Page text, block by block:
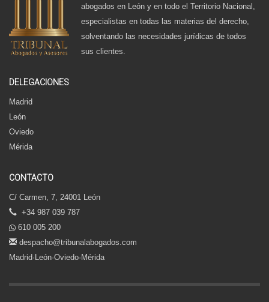
abogados en León y en todo el Territorio Nacional,
especialistas en todas las materias del derecho,
solventando las necesidades jurídicas de todos
sus clientes.
DELEGACIONES
Madrid
León
Oviedo
Mérida
CONTACTO
C/ Carmen, 7, 24001 León
+34 987 039 787
610 005 200
despacho@tribunalabogados.com
Madrid·León·Oviedo·Mérida